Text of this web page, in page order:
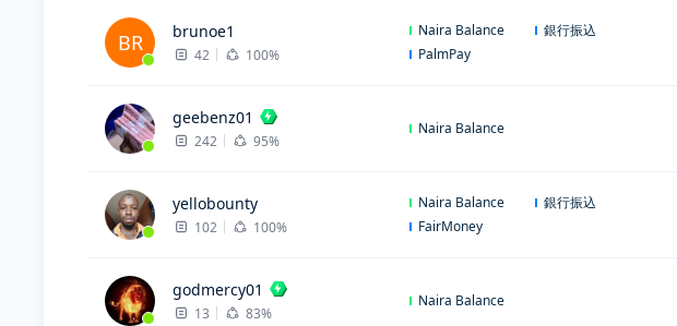
BR brunoe1
42 100%
Naira Balance
銀行振込
PalmPay
geebenz01
242 95%
Naira Balance
yellobounty
102 100%
Naira Balance
銀行振込
FairMoney
godmercy01
13 83%
Naira Balance